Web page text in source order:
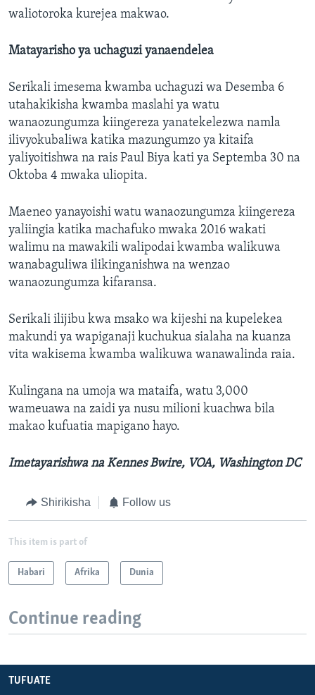
waliotoroka kurejea makwao.
Matayarisho ya uchaguzi yanaendelea
Serikali imesema kwamba uchaguzi wa Desemba 6
utahakikisha kwamba maslahi ya watu
wanaozungumza kiingereza yanatekelezwa namla
ilivyokubaliwa katika mazungumzo ya kitaifa
yaliyoitishwa na rais Paul Biya kati ya Septemba 30 na
Oktoba 4 mwaka uliopita.
Maeneo yanayoishi watu wanaozungumza kiingereza
yaliingia katika machafuko mwaka 2016 wakati
walimu na mawakili walipodai kwamba walikuwa
wanabaguliwa ilikinganishwa na wenzao
wanaozungumza kifaransa.
Serikali ilijibu kwa msako wa kijeshi na kupelekea
makundi ya wapiganaji kuchukua sialaha na kuanza
vita wakisema kwamba walikuwa wanawalinda raia.
Kulingana na umoja wa mataifa, watu 3,000
wameuawa na zaidi ya nusu milioni kuachwa bila
makao kufuatia mapigano hayo.
Imetayarishwa na Kennes Bwire, VOA, Washington DC
Shirikisha Follow us
This item is part of
Habari Afrika Dunia
Continue reading
TUFUATE